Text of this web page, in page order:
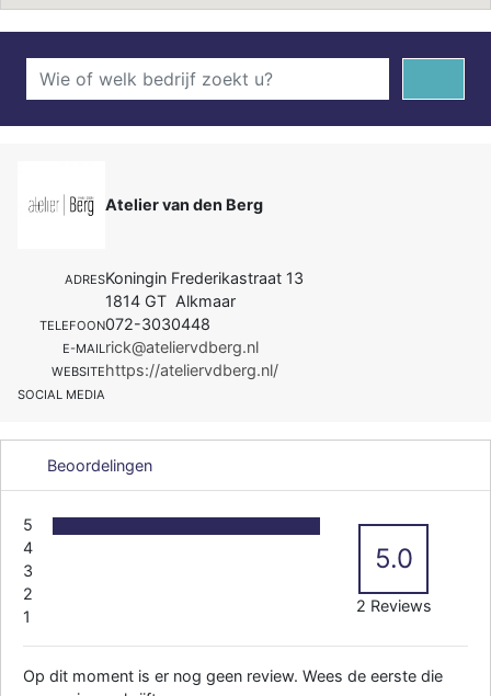
Atelier van den Berg
ADRESKoningin Frederikastraat 13
1814 GT Alkmaar
TELEFOON072-3030448
E-MAILrick@ateliervdberg.nl
WEBSITEhttps://ateliervdberg.nl/
SOCIAL MEDIA
Beoordelingen
5
4
3
2
1
5.0
2 Reviews
Op dit moment is er nog geen review. Wees de eerste die